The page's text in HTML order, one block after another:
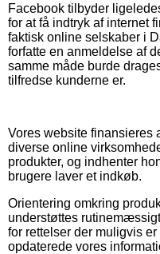
Facebook tilbyder
for at få indtryk af internet
faktisk online selskaber i
forfatte en anmeldelse af
samme måde burde
tilfredse kunderne er.
Vores website finansieres
diverse online
produkter, og indhenter
brugere laver et indkøb.
Orientering omkring
understøttes
for rettelser der muligvis
opdaterede vores